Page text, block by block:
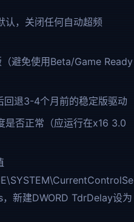
认，关闭任何自动超频
避免使用Beta/Game Ready
退3-4个月前的稳定版驱动
是否正常（应运行在x16 3.0
新建DWORD TdrDelay设为